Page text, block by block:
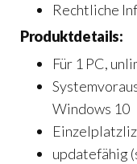
Rechtliche
Produktdetails:
Für 1 PC,
Windows 10
updatefähig